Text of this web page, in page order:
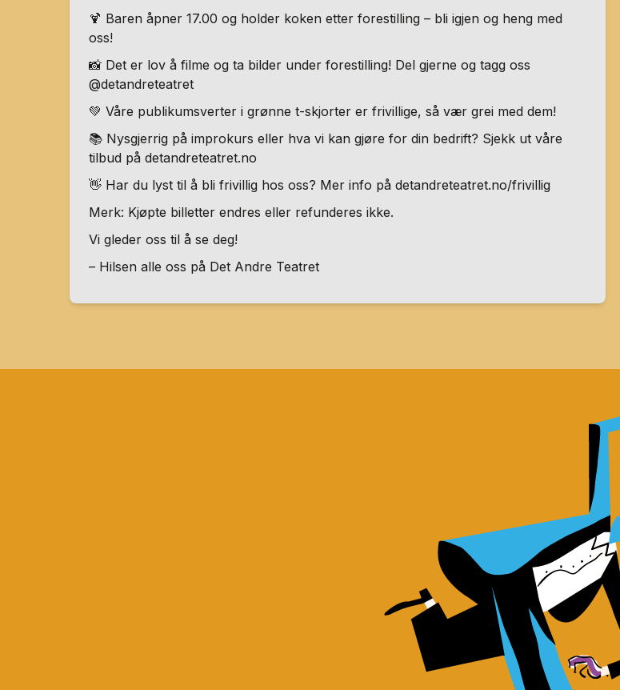
🍹 Baren åpner 17.00 og holder koken etter forestilling – bli igjen og heng med
oss!
📸 Det er lov å filme og ta bilder under forestilling! Del gjerne og tagg oss
@detandreteatret
💚 Våre publikumsverter i grønne t-skjorter er frivillige, så vær grei med dem!
📚 Nysgjerrig på improkurs eller hva vi kan gjøre for din bedrift? Sjekk ut våre
tilbud på detandreteatret.no
👋 Har du lyst til å bli frivillig hos oss? Mer info på detandreteatret.no/frivillig
Merk: Kjøpte billetter endres eller refunderes ikke.
Vi gleder oss til å se deg!
– Hilsen alle oss på Det Andre Teatret